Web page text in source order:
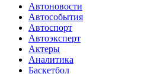
Автоновости
Автособытия
Автоспорт
Автоэксперт
Актеры
Аналитика
Баскетбол